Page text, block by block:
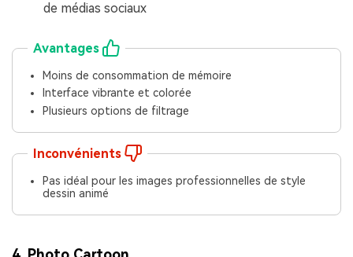
de médias sociaux
Avantages
Moins de consommation de mémoire
Interface vibrante et colorée
Plusieurs options de filtrage
Inconvénients
Pas idéal pour les images professionnelles de style
dessin animé